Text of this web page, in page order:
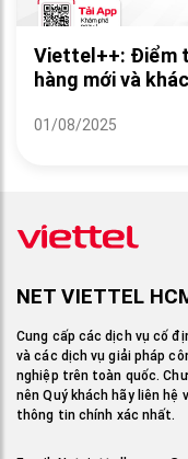
Viettel++: Điểm
hàng mới và
01/08/2025
NET VIETTEL
Cung cấp các dịch vụ cố
và các dịch vụ giải pháp
nghiệp trên toàn quốc.
nên Quý khách hãy liên
thông tin chính xác nhất.